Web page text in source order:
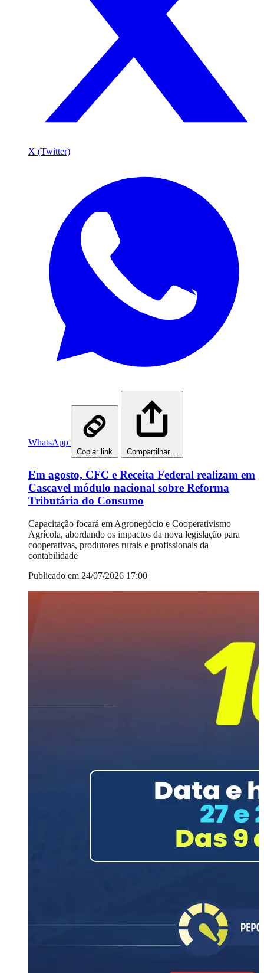
X (Twitter)
WhatsApp
Copiar link Compartilhar…
Em agosto, CFC e Receita Federal realizam em
Cascavel módulo nacional sobre Reforma
Tributária do Consumo
Capacitação focará em Agronegócio e Cooperativismo
Agrícola, abordando os impactos da nova legislação para
cooperativas, produtores rurais e profissionais da
contabilidade
Publicado em 24/07/2026 17:00